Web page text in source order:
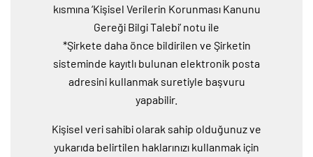
kısmına ‘Kişisel Verilerin Korunması Kanunu
Gereği Bilgi Talebi’ notu ile
*Şirkete daha önce bildirilen ve Şirketin
sisteminde kayıtlı bulunan elektronik posta
adresini kullanmak suretiyle başvuru
yapabilir.
Kişisel veri sahibi olarak sahip olduğunuz ve
yukarıda belirtilen haklarınızı kullanmak için